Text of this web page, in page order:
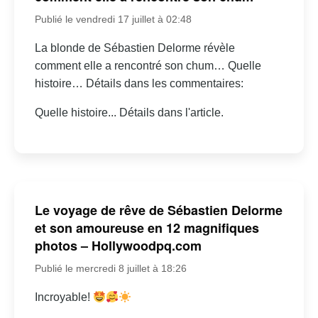
Publié le vendredi 17 juillet à 02:48
La blonde de Sébastien Delorme révèle
comment elle a rencontré son chum… Quelle
histoire… Détails dans les commentaires:
Quelle histoire... Détails dans l'article.
Le voyage de rêve de Sébastien Delorme
et son amoureuse en 12 magnifiques
photos – Hollywoodpq.com
Publié le mercredi 8 juillet à 18:26
Incroyable!